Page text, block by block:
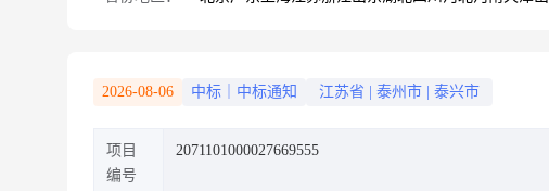
2026-08-06 中标｜中标通知 江苏省 泰州市 泰兴市
项目
编号
2071101000027669555